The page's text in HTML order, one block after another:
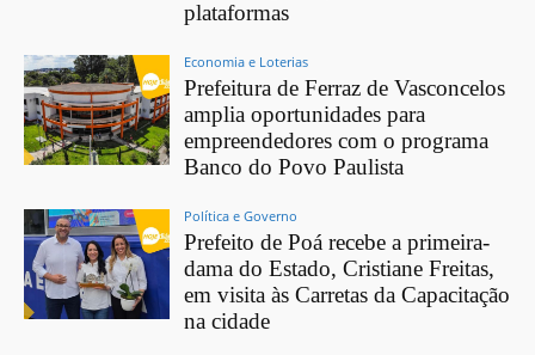
plataformas
Economia e Loterias
Prefeitura de Ferraz de Vasconcelos
amplia oportunidades para
empreendedores com o programa
Banco do Povo Paulista
Política e Governo
Prefeito de Poá recebe a primeira-
dama do Estado, Cristiane Freitas,
em visita às Carretas da Capacitação
na cidade